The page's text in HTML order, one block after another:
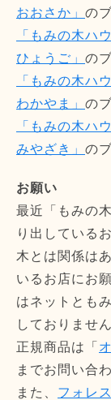
おおさか」 の
「もみの木ハ
ひょうご」 の
「もみの木ハ
わかやま」 の
「もみの木ハ
みやざき」 の
お願い
最近「もみの
り出している
木とは関係は
いるお店にお
はネットとも
しておりません
正規商品は「
までお問い合
また、 フォレ